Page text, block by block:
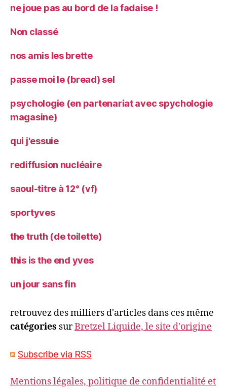
ne joue pas au bord de la fadaise !
Non classé
nos amis les brette
passe moi le (bread) sel
psychologie (en partenariat avec spychologie
magasine)
qui j'essuie
rediffusion nucléaire
saoul-titre à 12° (vf)
sportyves
the truth (de toilette)
this is the end yves
un jour sans fin
retrouvez des milliers d'articles dans ces même
catégories surBretzel Liquide, le site d'origine
Subscribe via RSS
Mentions légales, politique de confidentialité et